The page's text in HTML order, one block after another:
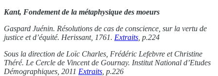
Kant, Fondement de la métaphysique des moeurs
Gaspard Juénin. Résolutions de cas de conscience, sur la vertu de
justice et d’équité. Herissant, 1761. Extraits , p.224
Sous la direction de Loïc Charles, Frédéric Lefebvre et Christine
Théré. Le Cercle de Vincent de Gournay. Institut National d’Etudes
Démographiques, 2011 Extraits , p.226